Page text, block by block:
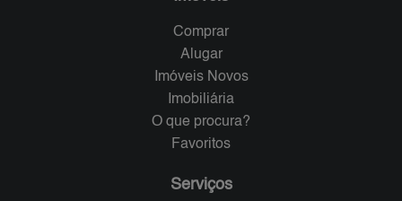
Comprar
Alugar
Imóveis Novos
Imobiliária
O que procura?
Favoritos
Serviços